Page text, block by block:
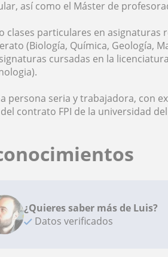
así como el Máster de
clases particulares en asignaturas
(Biología, Química, Geología,
cursadas en la
persona seria y trabajadora, con
contrato FPI de la universidad del
¿Quieres saber más de Luis?
Datos verificados